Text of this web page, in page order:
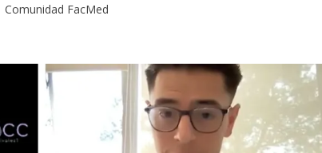
Comunidad FacMed